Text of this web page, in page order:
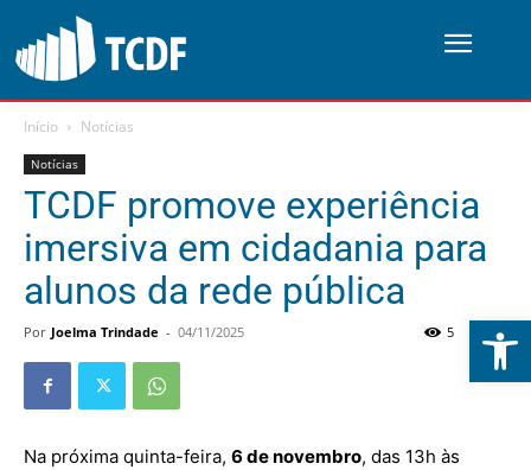
Abrir
Início Notícias
Notícias
TCDF promove experiência
imersiva em cidadania para
alunos da rede pública
Por Joelma Trindade - 04/11/2025 0
5
Na próxima quinta-feira, 6 de novembro, das 13h às